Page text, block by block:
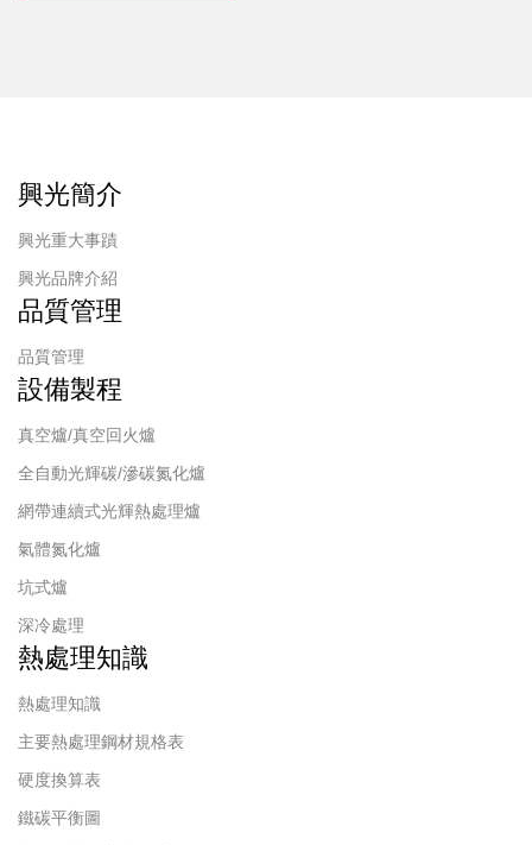
興光簡介
興光重大事蹟
興光品牌介紹
品質管理
品質管理
設備製程
真空爐/真空回火爐
全自動光輝碳/滲碳氮化爐
網帶連續式光輝熱處理爐
氣體氮化爐
坑式爐
深冷處理
熱處理知識
熱處理知識
主要熱處理鋼材規格表
硬度換算表
鐵碳平衡圖